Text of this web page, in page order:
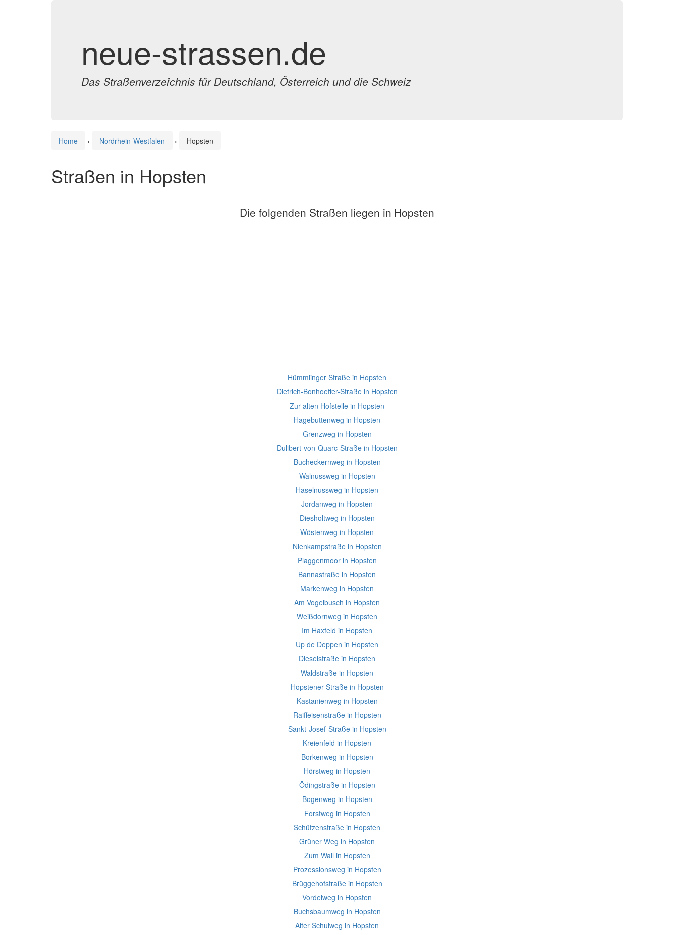
neue-strassen.de
Das Straßenverzeichnis für Deutschland, Österreich und die Schweiz
Home › Nordrhein-Westfalen › Hopsten
Straßen in Hopsten
Die folgenden Straßen liegen in Hopsten
Hümmlinger Straße in Hopsten
Dietrich-Bonhoeffer-Straße in Hopsten
Zur alten Hofstelle in Hopsten
Hagebuttenweg in Hopsten
Grenzweg in Hopsten
Dulibert-von-Quarc-Straße in Hopsten
Bucheckernweg in Hopsten
Walnussweg in Hopsten
Haselnussweg in Hopsten
Jordanweg in Hopsten
Diesholtweg in Hopsten
Wöstenweg in Hopsten
Nienkampstraße in Hopsten
Plaggenmoor in Hopsten
Bannastraße in Hopsten
Markenweg in Hopsten
Am Vogelbusch in Hopsten
Weißdornweg in Hopsten
Im Haxfeld in Hopsten
Up de Deppen in Hopsten
Dieselstraße in Hopsten
Waldstraße in Hopsten
Hopstener Straße in Hopsten
Kastanienweg in Hopsten
Raiffeisenstraße in Hopsten
Sankt-Josef-Straße in Hopsten
Kreienfeld in Hopsten
Borkenweg in Hopsten
Hörstweg in Hopsten
Ödingstraße in Hopsten
Bogenweg in Hopsten
Forstweg in Hopsten
Schützenstraße in Hopsten
Grüner Weg in Hopsten
Zum Wall in Hopsten
Prozessionsweg in Hopsten
Brüggehofstraße in Hopsten
Vordelweg in Hopsten
Buchsbaumweg in Hopsten
Alter Schulweg in Hopsten